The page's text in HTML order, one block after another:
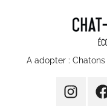
chatons
A adopter :
INSTA